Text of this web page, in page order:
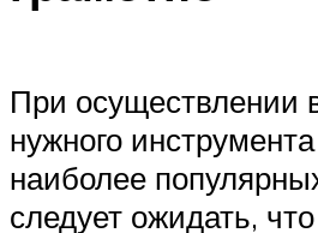
При осуществлении
нужного
наиболее
следует ожидать,